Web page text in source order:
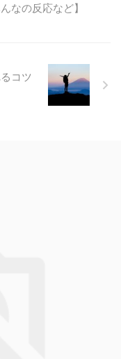
なの反応など】
コツ